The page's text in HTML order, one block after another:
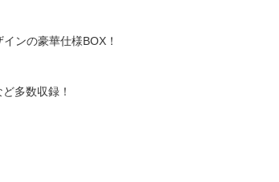
ンの豪華仕様BOX！
多数収録！